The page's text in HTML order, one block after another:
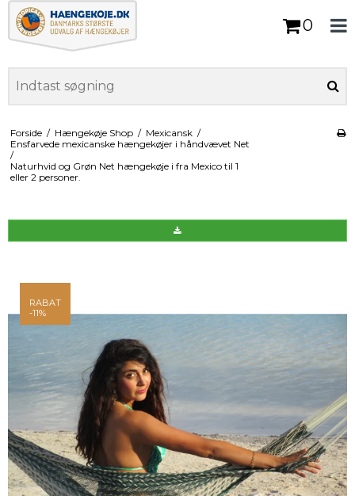
0
Forside / Hængekøje Shop / Mexicansk /
Ensfarvede mexicanske hængekøjer i håndvævet Net
/
Naturhvid og Grøn Net hængekøje i fra Mexico til 1
eller 2 personer.
RABAT
-11%